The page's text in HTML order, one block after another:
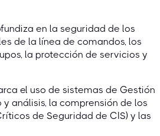
en la seguridad de los
de la línea de comandos, los
la protección de servicios y
el uso de sistemas de Gestión
análisis, la comprensión de los
de Seguridad de CIS) y las